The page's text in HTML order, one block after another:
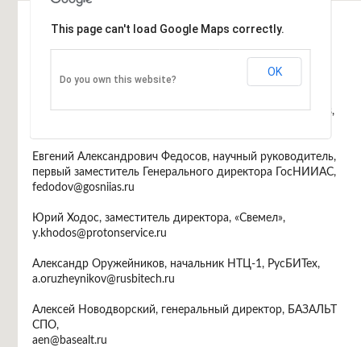
This page can't load Google Maps correctly.
Do you own this website?
OK
Программный комитет
arut@ispras.ru
Дмитрий Завалишин, генеральный директор DZ Systems,
Евгений Александрович Федосов, научный руководитель,
первый заместитель Генерального директора ГосНИИАС,
fedodov@gosniias.ru
Юрий Ходос, заместитель директора, «Свемел»,
y.khodos@protonservice.ru
Александр Оружейников, начальник НТЦ-1, РусБИТех,
a.oruzheynikov@rusbitech.ru
Алексей Новодворский, генеральный директор, БАЗАЛЬТ
СПО,
aen@basealt.ru